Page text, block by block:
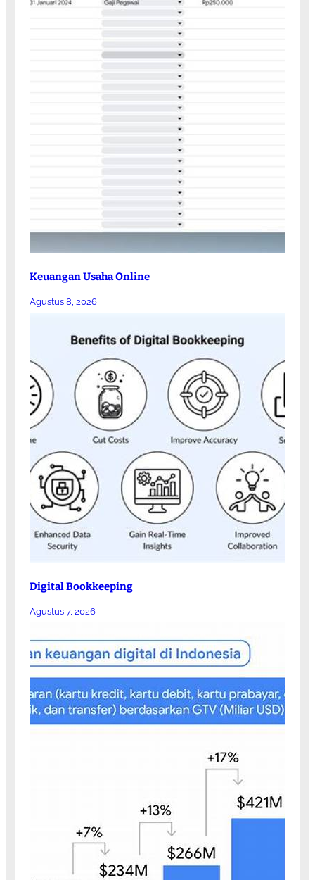
Keuangan Usaha Online
Agustus 8, 2026
Digital Bookkeeping
Agustus 7, 2026